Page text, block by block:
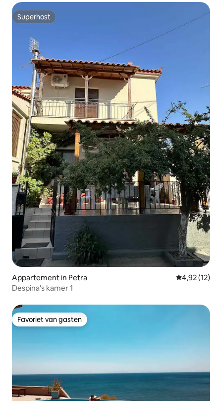
Superhost
Superhost
Appartement in Petra Gemiddelde
4,92 (12)
Despina's kamer 1
Favoriet van gasten
Favoriet van gasten